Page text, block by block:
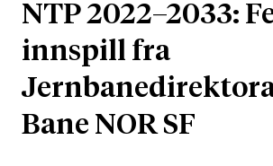
NTP 2022–2033:
innspill fra
Bane NOR SF